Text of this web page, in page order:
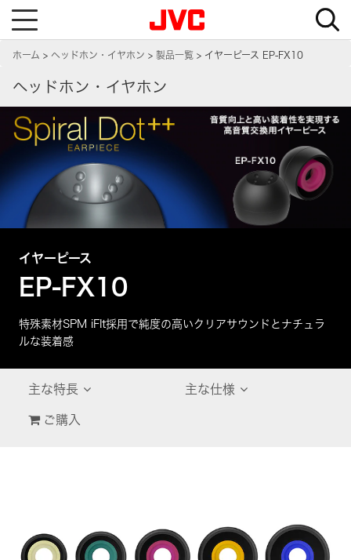
T
l
a
g
a
o
ホーム ヘッドホン・イヤホン 製品一覧 イヤーピース EP-FX10
ヘッドホン・イヤホン
イヤーピース
EP-FX10
特殊素材SPM iFIt採用で純度の高いクリアサウンドとナチュラ
ルな装着感
主な特長 主な仕様
ご購入